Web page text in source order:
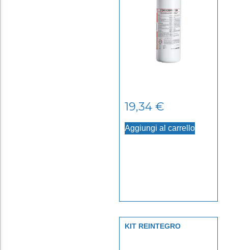
19,34 €
Aggiungi al carrello
KIT REINTEGRO